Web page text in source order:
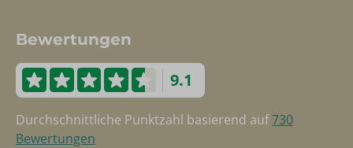
Bewertungen
9.1
Durchschnittliche Punktzahl basierend auf730
Bewertungen